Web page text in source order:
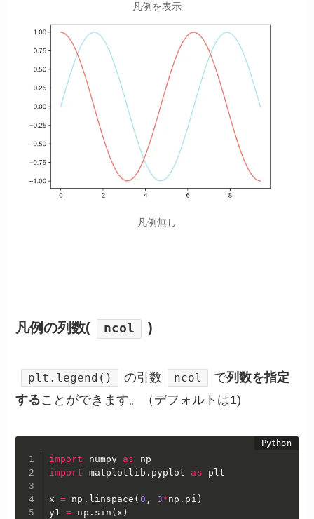
凡例を表示
凡例無し
凡例の列数( ncol )
plt.legend() の引数 ncol で列数を指定
することができます。（デフォルトは1)
import numpy as
import matplotlib . pyplot as plt
x = np . linspace ( 0 , 3*np . pi )
y1 = np . sin ( x )